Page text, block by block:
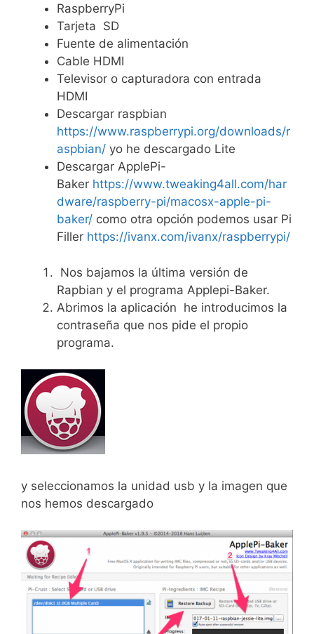
RaspberryPi
Tarjeta SD
Fuente de alimentación
Cable HDMI
Televisor o capturadora con entrada
HDMI
Descargar raspbian
https://www.raspberrypi.org/downloads/r
aspbian/ yo he descargado Lite
Descargar ApplePi-
Baker https://www.tweaking4all.com/har
dware/raspberry-pi/macosx-apple-pi-
baker/ como otra opción podemos usar Pi
Filler https://ivanx.com/ivanx/raspberrypi/
Nos bajamos la última versión de
Rapbian y el programa Applepi-Baker.
Abrimos la aplicación he introducimos la
contraseña que nos pide el propio
programa.
y seleccionamos la unidad usb y la imagen que
nos hemos descargado